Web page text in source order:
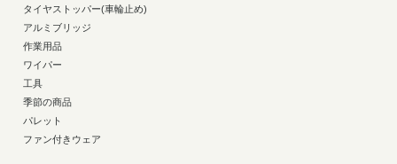
タイヤストッパー(車輪止め)
アルミブリッジ
作業用品
ワイパー
工具
季節の商品
パレット
ファン付きウェア